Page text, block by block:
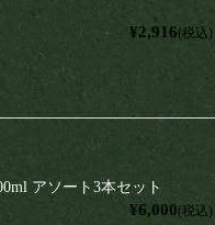
¥2,916(税込)
アソート3本セット
¥6,000(税込)